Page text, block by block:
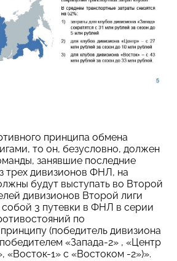
принципа обмена
то он, безусловно, должен
занявшие последние
трех дивизионов ФНЛ, на
будут выступать во Второй
дивизионов Второй лиги
3 путевки в ФНЛ в серии
по
(победитель дивизиона
«Запада-2» , «Центр
«Восток-1» с «Востоком -2»)».